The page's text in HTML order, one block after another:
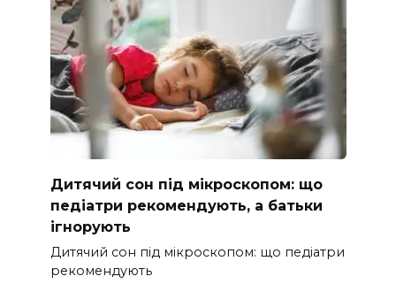
Дитячий сон під мікроскопом: що
педіатри рекомендують, а батьки
ігнорують
Дитячий сон під мікроскопом: що педіатри
рекомендують